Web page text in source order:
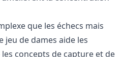
que les échecs mais
jeu de dames aide les
concepts de capture et de